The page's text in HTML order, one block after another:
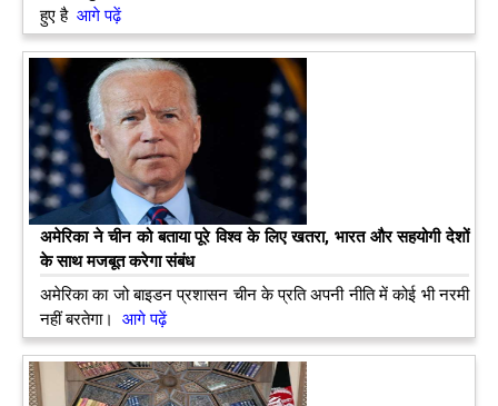
हुए हैआगे पढ़ें
अमेरिका ने चीन को बताया पूरे विश्व के लिए खतरा, भारत और सहयोगी देशों
के साथ मजबूत करेगा संबंध
अमेरिका का जो बाइडन प्रशासन चीन के प्रति अपनी नीति में कोई भी नरमी
नहीं बरतेगा।
आगे पढ़ें